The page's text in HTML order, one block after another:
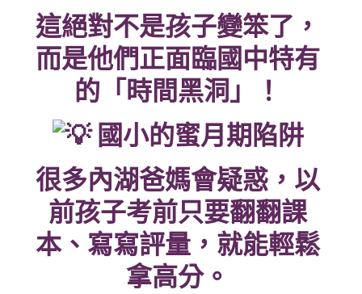
這絕對不是孩子變笨了，
而是他們正面臨國中特有
的「時間黑洞」！
國小的蜜月期陷阱
很多內湖爸媽會疑惑，以
前孩子考前只要翻翻課
本、寫寫評量，就能輕鬆
拿高分。